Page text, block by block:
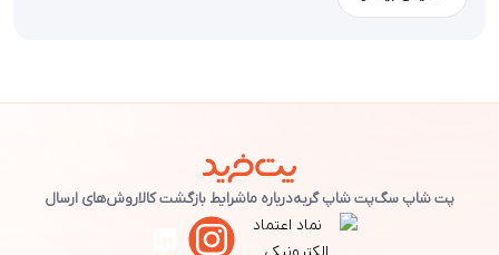
برس و شامپو گربه،
مشتریان خود قرار داده است.
لوازم آرایشی و بهداشتی مخصوص گربه‌ها به طور کلی به دو دسته،
وسایل بهداشتی و وسایل آرایشی تقسیم می‌شود.
مسواک و خمیر دندان گربه: برای تمیزی و بهداشت دهان و دندان
پت شاپ سگپت شاپ گربهدرباره ماشرایط بازگشت کالاروش‌های ارسال